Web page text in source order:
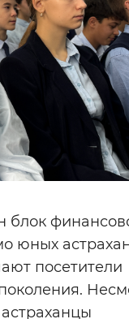
блок
юных
посетители